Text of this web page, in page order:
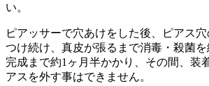
い。
ピアッサーで穴あけをした後、ピアス
つけ続け、真皮が張るまで消毒・殺菌
完成まで約1ヶ月半かかり、その間、装
アスを外す事はできません。